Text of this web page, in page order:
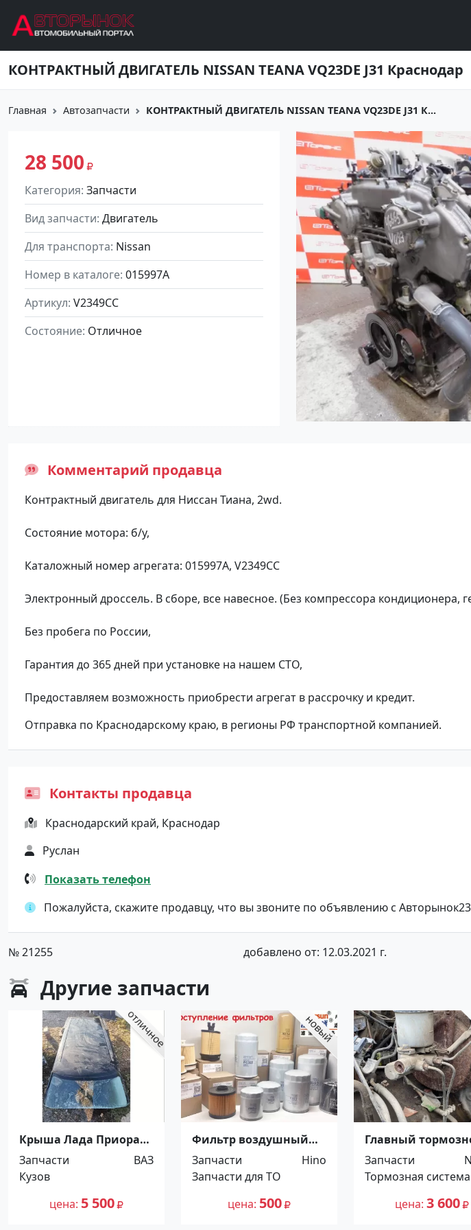
КОНТРАКТНЫЙ ДВИГАТЕЛЬ NISSAN TEANA VQ23DE J31 Краснодар
Главная Автозапчасти КОНТРАКТНЫЙ ДВИГАТЕЛЬ NISSAN TEANA VQ23DE J31 К...
28 500
Категория Запчасти
Вид запчасти Двигатель
Для транспорта Nissan
Номер в каталоге 015997A
Артикул V2349CC
Состояние Отличное
Комментарий продавца
Контрактный двигатель для Ниссан Тиана, 2wd.
Состояние мотора: б/у,
Каталожный номер агрегата: 015997A, V2349CC
Электронный дроссель. В сборе, все навесное. (Без компрессора кондиционера,
Без пробега по России,
Гарантия до 365 дней при установке на нашем СТО,
Предоставляем возможность приобрести агрегат в рассрочку и кредит.
Отправка по Краснодарскому краю, в регионы РФ транспортной компанией.
Контакты продавца
Краснодарский край, Краснодар
Руслан
Показать телефон
Пожалуйста, скажите продавцу, что вы звоните по объявлению с Авторынок23
№ 21255 добавлено от: 12.03.2021 г.
Другие запчасти
Крыша Лада Приора
Краснодар
Запчасти
ВАЗ
Кузов
цена 5 500
Фильтр воздушный
Hino 300/500/700
Краснодар
Запчасти
Hino
Запчасти для ТО
цена 500
Главный
цилиндр Nissan
Terrano 1991 +
Краснодар
Запчасти
Тормозная система
цена 3 600